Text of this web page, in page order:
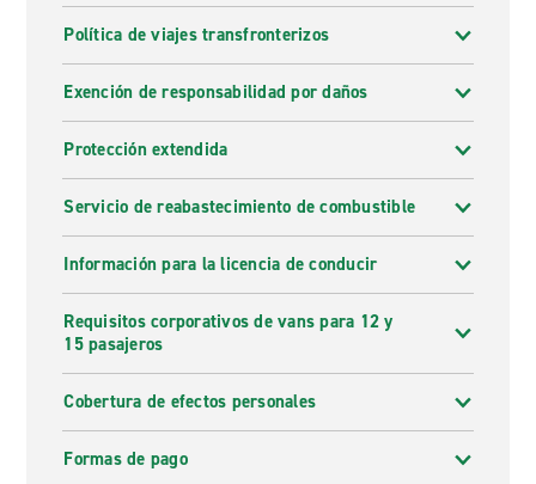
Política de viajes transfronterizos
Exención de responsabilidad por daños
Protección extendida
Servicio de reabastecimiento de combustible
Información para la licencia de conducir
Requisitos corporativos de vans para 12 y
15 pasajeros
Cobertura de efectos personales
Formas de pago